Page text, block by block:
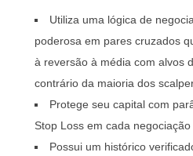
Utiliza uma lógica de
poderosa em pares cruzados
à reversão à média com alvos
contrário da maioria dos
Protege seu capital com
Stop Loss em cada negociação
Possui um histórico